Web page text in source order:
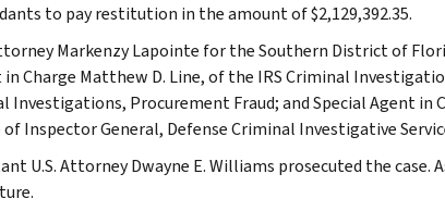
to pay restitution in the amount of $2,129,392.35.
Markenzy Lapointe for the Southern District of
Charge Matthew D. Line, of the IRS Criminal
Investigations, Procurement Fraud; and Special Agent
Inspector General, Defense Criminal Investigative
U.S. Attorney Dwayne E. Williams prosecuted the case.